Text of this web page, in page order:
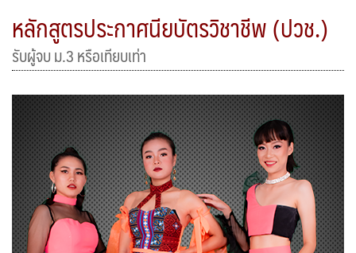
หลักสูตรประกาศนียบัตรวิชาชีพ (ปวช.)
รับผู้จบ ม.3 หรือเทียบเท่า